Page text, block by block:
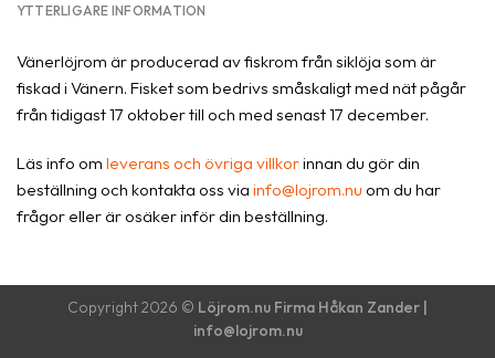
YTTERLIGARE INFORMATION
Vänerlöjrom är producerad av fiskrom från siklöja som är
fiskad i Vänern. Fisket som bedrivs småskaligt med nät pågår
från tidigast 17 oktober till och med senast 17 december.
Läs info om leverans och övriga villkorinnan du gör din
beställning och kontakta oss via info@lojrom.nu om du har
frågor eller är osäker inför din beställning.
Copyright 2026 © Löjrom.nu Firma Håkan Zander |
info@lojrom.nu